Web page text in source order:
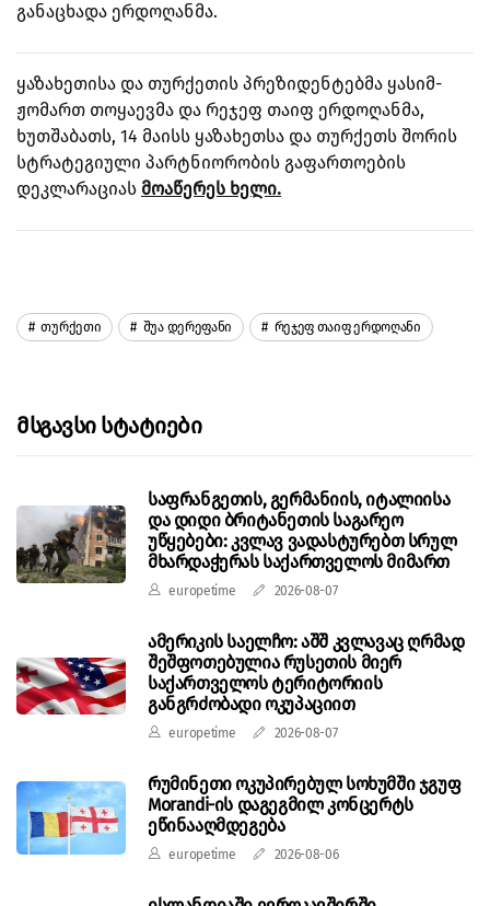
განაცხადა ერდოღანმა.
ყაზახეთისა და თურქეთის პრეზიდენტებმა ყასიმ-
ჟომართ თოყაევმა და რეჯეფ თაიფ ერდოღანმა,
ხუთშაბათს, 14 მაისს ყაზახეთსა და თურქეთს შორის
სტრატეგიული პარტნიორობის გაფართოების
დეკლარაციას მოაწერეს ხელი.
Თურქეთი Შუა Დერეფანი Რეჯეფ Თაიფ Ერდოღანი
Მსგავსი Სტატიები
საფრანგეთის, გერმანიის, იტალიისა
და დიდი ბრიტანეთის საგარეო
უწყებები: კვლავ ვადასტურებთ სრულ
მხარდაჭერას საქართველოს მიმართ
europetime 2026-08-07
ამერიკის საელჩო: აშშ კვლავაც ღრმად
შეშფოთებულია რუსეთის მიერ
საქართველოს ტერიტორიის
განგრძობადი ოკუპაციით
europetime 2026-08-07
რუმინეთი ოკუპირებულ სოხუმში ჯგუფ
Morandi-ის დაგეგმილ კონცერტს
ეწინააღმდეგება
europetime 2026-08-06